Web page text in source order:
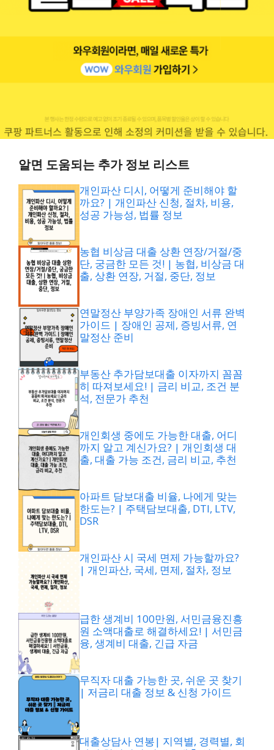
알면 도움되는 추가 정보 리스트
개인파산 디시, 어떻게 준비해야 할
까요? | 개인파산 신청, 절차, 비용,
성공 가능성, 법률 정보
농협 비상금 대출 상환 연장/거절/중
단, 궁금한 모든 것! | 농협, 비상금 대
출, 상환 연장, 거절, 중단, 정보
연말정산 부양가족 장애인 서류 완벽
가이드 | 장애인 공제, 증빙서류, 연
말정산 준비
부동산 추가담보대출 이자까지 꼼꼼
히 따져보세요! | 금리 비교, 조건 분
석, 전문가 추천
개인회생 중에도 가능한 대출, 어디
까지 알고 계신가요? | 개인회생 대
출, 대출 가능 조건, 금리 비교, 추천
아파트 담보대출 비율, 나에게 맞는
한도는? | 주택담보대출, DTI, LTV,
DSR
개인파산 시 국세 면제 가능할까요?
| 개인파산, 국세, 면제, 절차, 정보
급한 생계비 100만원, 서민금융진흥
원 소액대출로 해결하세요! | 서민금
융, 생계비 대출, 긴급 자금
무직자 대출 가능한 곳, 쉬운 곳 찾기
| 저금리 대출 정보 & 신청 가이드
대출상담사 연봉| 지역별, 경력별, 회